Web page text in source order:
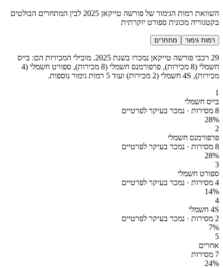
השוואת רמות הגימור של פורשה טייקאן 2025 לבין המתחרים הבולטים
בקטגוריה מכונית ספורט יוקרתית
רמות גימור מתחרים
29 רכבי פורשה טייקאן נמכרו בשנת 2025. מובילי המכירות הם: בייס
חשמלי (8 מכירות), פרפורמנס חשמלי (8 מכירות), ספורט חשמלי (4
מכירות), 4S חשמלי (2 מכירות) ועוד 5 רמות גימור נוספות.
1
בייס חשמלי
8 מסירות · נמכר בעיקר לפרטיים
28%
2
פרפורמנס חשמלי
8 מסירות · נמכר בעיקר לפרטיים
28%
3
ספורט חשמלי
4 מסירות · נמכר בעיקר לפרטיים
14%
4
4S חשמלי
2 מסירות · נמכר בעיקר לפרטיים
7%
5
אחרים
7 מסירות
24%